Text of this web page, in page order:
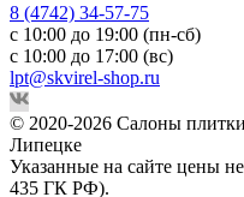
8 (4742) 34-57-75
с 10:00 до 19:00 (пн-сб)
с 10:00 до 17:00 (вс)
lpt@skvirel-shop.ru
© 2020-2026 Салоны
Липецке
Указанные на сайте цены
435 ГК РФ).